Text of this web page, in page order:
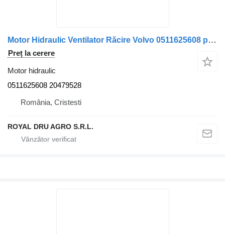
Motor Hidraulic Ventilator Răcire Volvo 0511625608 pentru camion
Preț la cerere
Motor hidraulic
0511625608 20479528
România, Cristesti
ROYAL DRU AGRO S.R.L.